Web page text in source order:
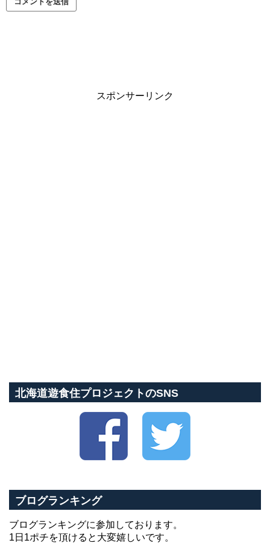
スポンサーリンク
北海道遊食住プロジェクトのSNS
ブログランキング
ブログランキングに参加しております。
1日1ポチを頂けると大変嬉しいです。